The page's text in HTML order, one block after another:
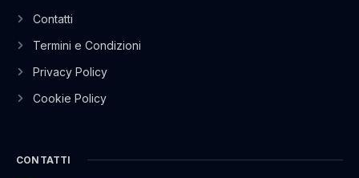
Contatti
Termini e Condizioni
Privacy Policy
Cookie Policy
CONTATTI